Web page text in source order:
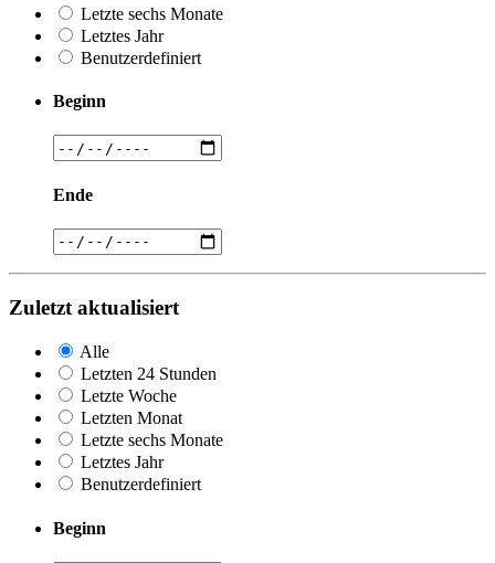
Letzte sechs Monate
Letztes Jahr
Benutzerdefiniert
Beginn
Ende
Zuletzt aktualisiert
Alle
Letzten 24 Stunden
Letzte Woche
Letzten Monat
Letzte sechs Monate
Letztes Jahr
Benutzerdefiniert
Beginn